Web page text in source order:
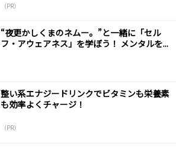
（PR）
“夜更かしくまのネムー。”と一緒に「セル
フ・アウェアネス」を学ぼう！ メンタルを...
整い系エナジードリンクでビタミンも栄養素
も効率よくチャージ！
（PR）